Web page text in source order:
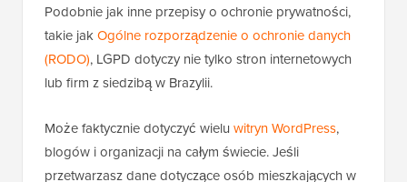
Podobnie jak inne przepisy o ochronie prywatności,
takie jakOgólne rozporządzenie o ochronie danych
(RODO), LGPD dotyczy nie tylko stron internetowych
lub firm z siedzibą w Brazylii.
Może faktycznie dotyczyć wielu witryn WordPress,
blogów i organizacji na całym świecie. Jeśli
przetwarzasz dane dotyczące osób mieszkających w